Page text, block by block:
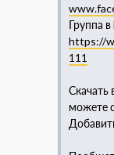
Группа
https://
111​
Скачать
можете